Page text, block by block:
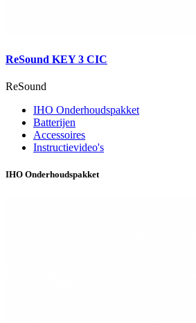
ReSound KEY 3 CIC
ReSound
IHO Onderhoudspakket
Batterijen
Accessoires
Instructievideo's
IHO Onderhoudspakket